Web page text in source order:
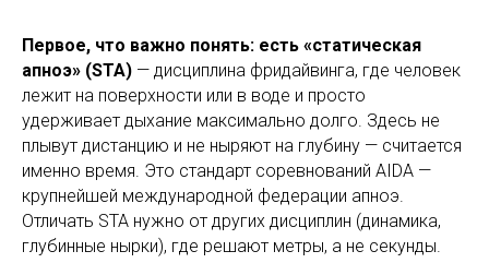
Первое, что важно понять: есть «статическая
апноэ» (STA) — дисциплина фридайвинга, где человек
лежит на поверхности или в воде и просто
удерживает дыхание максимально долго. Здесь не
плывут дистанцию и не ныряют на глубину — считается
именно время. Это стандарт соревнований AIDA —
крупнейшей международной федерации апноэ.
Отличать STA нужно от других дисциплин (динамика,
глубинные нырки), где решают метры, а не секунды.